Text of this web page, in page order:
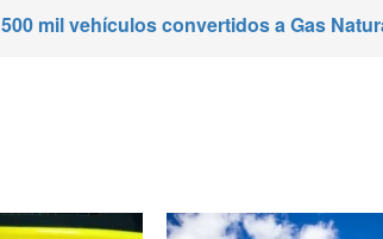
500 mil vehículos convertidos a Gas